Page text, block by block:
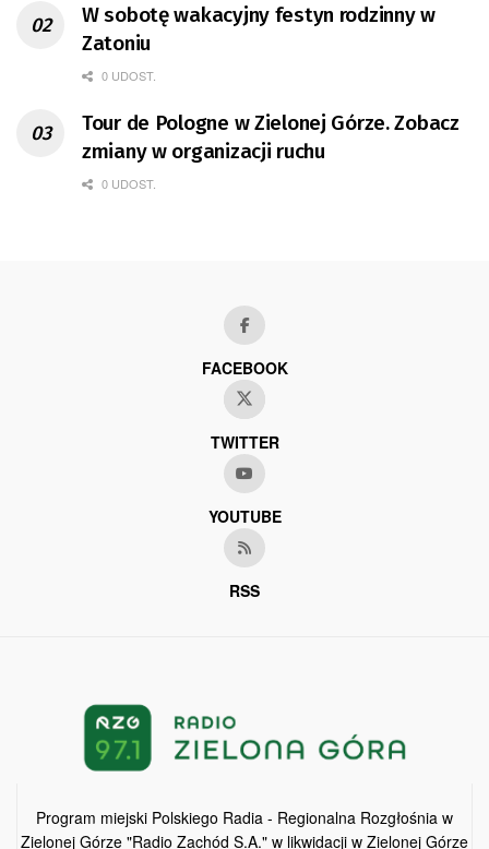
W sobotę wakacyjny festyn rodzinny w
Zatoniu
0 UDOST.
Tour de Pologne w Zielonej Górze. Zobacz
zmiany w organizacji ruchu
0 UDOST.
FACEBOOK
TWITTER
YOUTUBE
RSS
Program miejski Polskiego Radia - Regionalna Rozgłośnia w
Zielonej Górze "Radio Zachód S.A." w likwidacji w Zielonej Górze